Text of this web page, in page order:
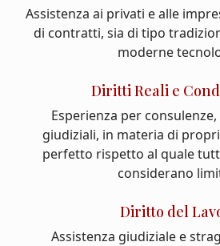
Assistenza ai privati e alle
di contratti, sia di tipo
moderne
Diritti Reali e
Esperienza per
giudiziali, in materia di
perfetto rispetto al quale
considerano
Diritto del
Assistenza giudiziale e